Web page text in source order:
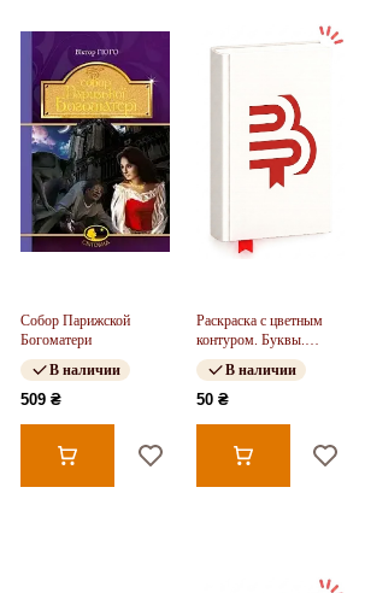
Собор Парижской
Богоматери
В наличии
509 ₴
Раскраска с цветным
контуром. Буквы.
Раскраски. Стишки.
Задание (Укр)
В наличии
50 ₴